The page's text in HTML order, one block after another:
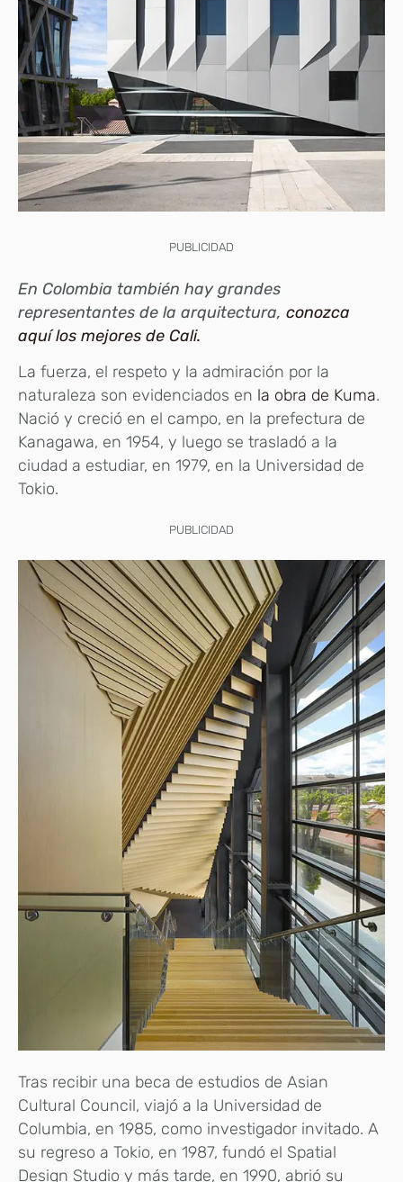
PUBLICIDAD
En Colombia también hay grandes
representantes de la arquitectura, conozca
aquí los mejores de Cali.
La fuerza, el respeto y la admiración por la
naturaleza son evidenciados en la obra de Kuma.
Nació y creció en el campo, en la prefectura de
Kanagawa, en 1954, y luego se trasladó a la
ciudad a estudiar, en 1979, en la Universidad de
Tokio.
PUBLICIDAD
Tras recibir una beca de estudios de Asian
Cultural Council, viajó a la Universidad de
Columbia, en 1985, como investigador invitado. A
su regreso a Tokio, en 1987, fundó el Spatial
Design Studio y más tarde, en 1990, abrió su